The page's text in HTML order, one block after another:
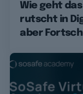
Wie geht
rutscht in
aber